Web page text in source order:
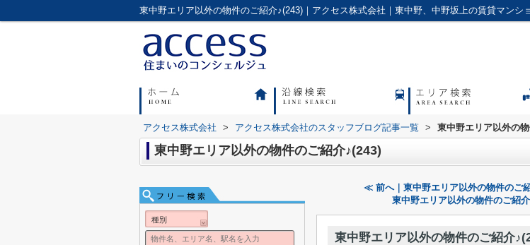
東中野エリア以外の物件のご紹介♪(243)｜アクセス株式会社｜東中野、中野坂上の賃貸マンシ
アクセス株式会社 > アクセス株式会社のスタッフブログ記事一覧 > 東中野エリア以外の
東中野エリア以外の物件のご紹介♪(243)
≪ 前へ｜東中野エリア以外の物件のご紹
東中野エリア以外の物件のご紹
東中野エリア以外の物件のご紹介
種別